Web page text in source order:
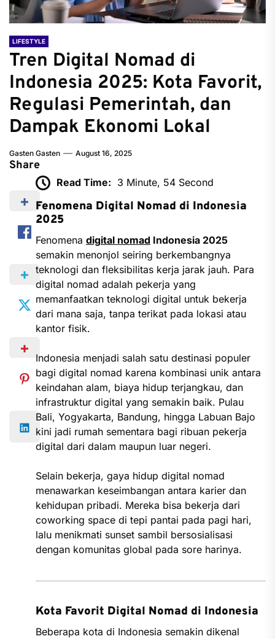
LIFESTYLE
Tren Digital Nomad di
Indonesia 2025: Kota Favorit,
Regulasi Pemerintah, dan
Dampak Ekonomi Lokal
Gasten Gasten August 16, 2025
Share
Read Time: 3 Minute, 54 Second
Fenomena Digital Nomad di Indonesia
2025
Fenomena digital nomad Indonesia 2025
semakin menonjol seiring berkembangnya
teknologi dan fleksibilitas kerja jarak jauh. Para
digital nomad adalah pekerja yang
memanfaatkan teknologi digital untuk bekerja
dari mana saja, tanpa terikat pada lokasi atau
kantor fisik.
Indonesia menjadi salah satu destinasi populer
bagi digital nomad karena kombinasi unik antara
keindahan alam, biaya hidup terjangkau, dan
infrastruktur digital yang semakin baik. Pulau
Bali, Yogyakarta, Bandung, hingga Labuan Bajo
kini jadi rumah sementara bagi ribuan pekerja
digital dari dalam maupun luar negeri.
Selain bekerja, gaya hidup digital nomad
menawarkan keseimbangan antara karier dan
kehidupan pribadi. Mereka bisa bekerja dari
coworking space di tepi pantai pada pagi hari,
lalu menikmati sunset sambil bersosialisasi
dengan komunitas global pada sore harinya.
Kota Favorit Digital Nomad di Indonesia
Beberapa kota di Indonesia semakin dikenal